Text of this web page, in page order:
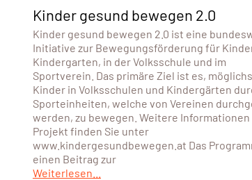
Kinder gesund bewegen 2.0
Kinder gesund bewegen 2.0 ist eine
Initiative zur Bewegungsförderung für
Kindergarten, in der Volksschule und im
Sportverein. Das primäre Ziel ist es,
Kinder in Volksschulen und Kindergärten
Sporteinheiten, welche von Vereinen
werden, zu bewegen. Weitere Informationen
Projekt finden Sie unter
www.kindergesundbewegen.at Das
einen Beitrag zur
Weiterlesen...